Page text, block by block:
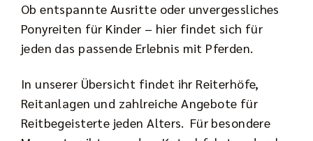
Ob entspannte Ausritte oder unvergessliches
Ponyreiten für Kinder – hier findet sich für
jeden das passende Erlebnis mit Pferden.
In unserer Übersicht findet ihr Reiterhöfe,
Reitanlagen und zahlreiche Angebote für
Reitbegeisterte jeden Alters. Für besondere